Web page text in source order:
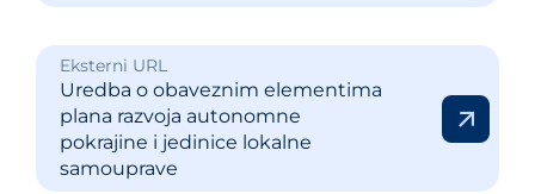
Eksterni URL
Uredba o obaveznim elementima
plana razvoja autonomne
pokrajine i jedinice lokalne
samouprave